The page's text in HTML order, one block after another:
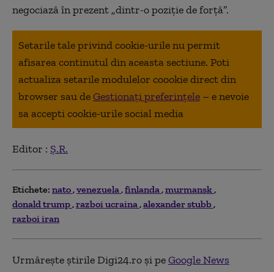
negociază în prezent „dintr-o poziție de forță”.
Setarile tale privind cookie-urile nu permit
afisarea continutul din aceasta sectiune. Poti
actualiza setarile modulelor coookie direct din
browser sau deGestionați preferințele – e nevoie
sa accepti cookie-urile social media
Editor : Ș.R.
Etichete: nato venezuela finlanda murmansk
donald trump razboi ucraina alexander stubb
razboi iran
Urmărește știrile Digi24.ro și peGoogle News